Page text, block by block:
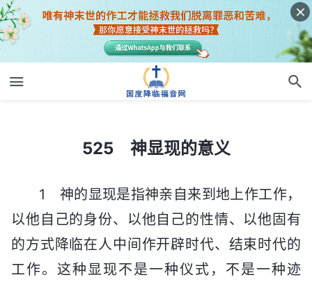
525 神显现的意义
1 神的显现是指神亲自来到地上作工作，
以他自己的身份、以他自己的性情、以他固有
的方式降临在人中间作开辟时代、结束时代的
工作。这种显现不是一种仪式，不是一种迹